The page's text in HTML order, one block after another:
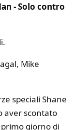
- Solo contro
Mike
speciali Shane
aver scontato
giorno di